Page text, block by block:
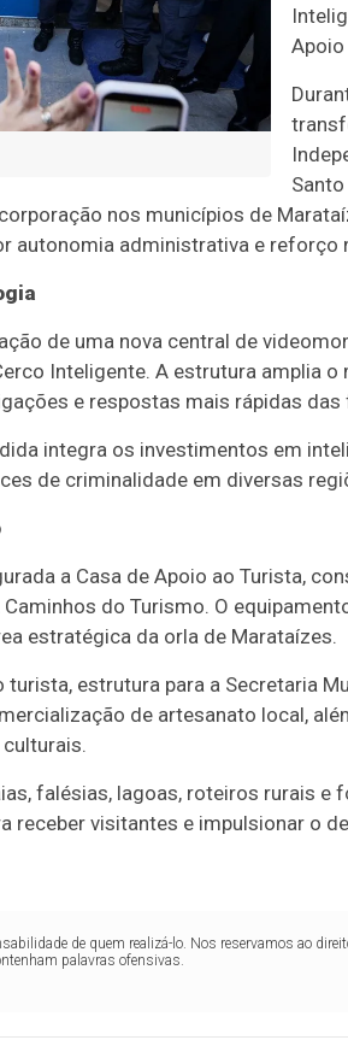
Apoio
nos municípios de
autonomia administrativa e
de uma nova central de
Inteligente. A estrutura amplia
e respostas mais rápidas
integra os investimentos em
de criminalidade em diversas
a Casa de Apoio ao Turista,
do Turismo. O
estratégica da orla de Marataízes.
estrutura para a Secretaria
de artesanato local,
falésias, lagoas, roteiros rurais e
receber visitantes e impulsionar o
de quem realizá-lo. Nos reservamos ao
palavras ofensivas.